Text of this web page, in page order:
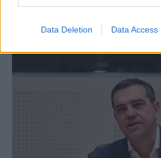
Data Deletion Data Access
σοβαρό σχέδιο και ποιος